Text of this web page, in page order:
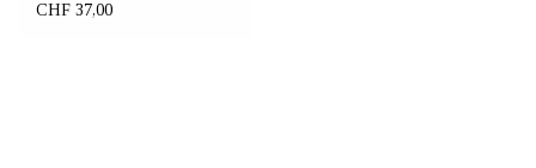
CHF 37,00